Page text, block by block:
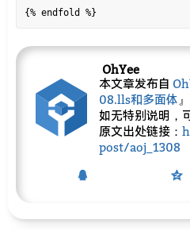
{% endfold %}
OhYee
本文章发布自
08.lls和多面体 』
如无特别说明，
原文出处链接：
post/aoj_1308